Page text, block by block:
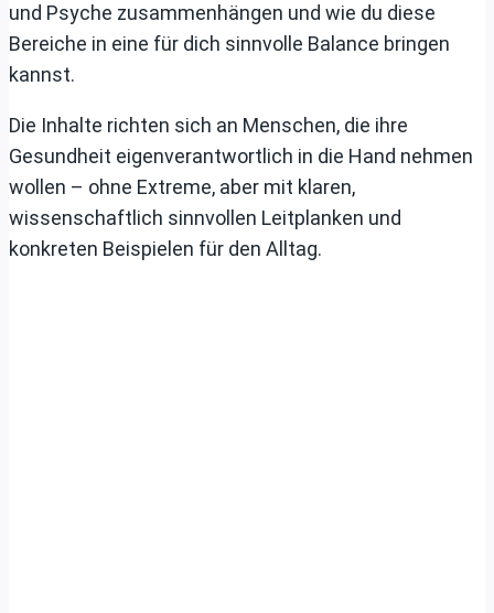
und Psyche zusammenhängen und wie du diese
Bereiche in eine für dich sinnvolle Balance bringen
kannst.
Die Inhalte richten sich an Menschen, die ihre
Gesundheit eigenverantwortlich in die Hand nehmen
wollen – ohne Extreme, aber mit klaren,
wissenschaftlich sinnvollen Leitplanken und
konkreten Beispielen für den Alltag.